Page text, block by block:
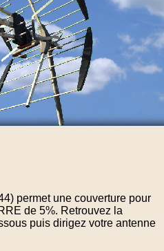
permet une couverture pour
de 5%. Retrouvez la
puis dirigez votre antenne